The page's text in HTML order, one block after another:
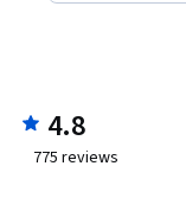
4.8
775 reviews